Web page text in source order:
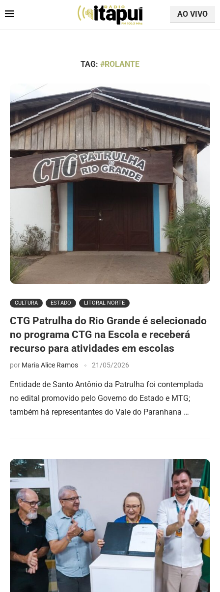
AO VIVO
TAG: #ROLANTE
CULTURA ESTADO LITORAL NORTE
CTG Patrulha do Rio Grande é selecionado
no programa CTG na Escola e receberá
recurso para atividades em escolas
por Maria Alice Ramos 21/05/2026
Entidade de Santo Antônio da Patrulha foi contemplada
no edital promovido pelo Governo do Estado e MTG;
também há representantes do Vale do Paranhana …